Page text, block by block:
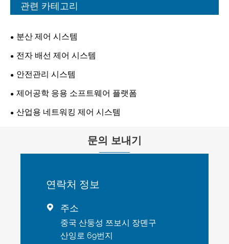
관련 카테고리
분산 제어 시스템
전자 배선 제어 시스템
안전관리 시스템
제어공학 응용 소프트웨어 플랫폼
산업용 네트워킹 제어 시스템
문의 보내기
연락처 정보
 주소
중국 산둥성 쯔보시 장뎬구
산잉로 69번지